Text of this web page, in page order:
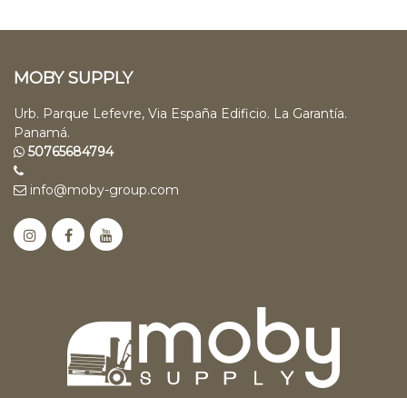
MOBY SUPPLY
Urb. Parque Lefevre, Via España Edificio. La Garantía.
Panamá.
50765684794
info@moby-group.com